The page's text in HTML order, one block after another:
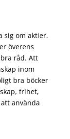
sig om aktier.
överens
råd. Att
inom
bra böcker
frihet,
använda